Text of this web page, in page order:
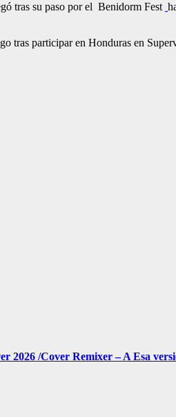
tras su paso por el Benidorm Fest
tras participar en Honduras en
2026 /Cover Remixer – A Esa